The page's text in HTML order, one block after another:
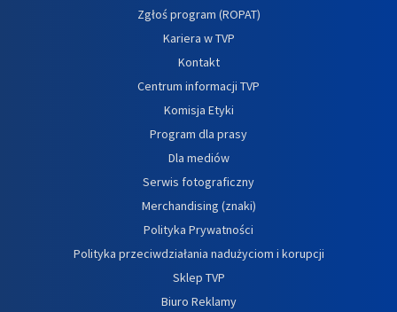
Zgłoś program (ROPAT)
Kariera w TVP
Kontakt
Centrum informacji TVP
Komisja Etyki
Program dla prasy
Dla mediów
Serwis fotograficzny
Merchandising (znaki)
Polityka Prywatności
Polityka przeciwdziałania nadużyciom i korupcji
Sklep TVP
Biuro Reklamy